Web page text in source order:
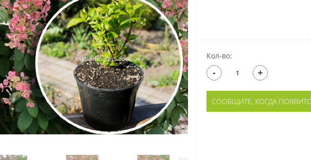
Кол-во:
- +
СООБЩИТЕ, КОГДА